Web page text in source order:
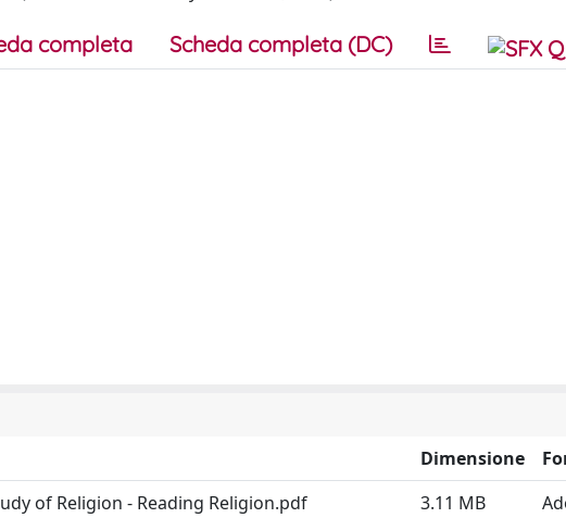
completa Scheda completa (DC)
Dimensione
of Religion - Reading Religion.pdf
3.11 MB